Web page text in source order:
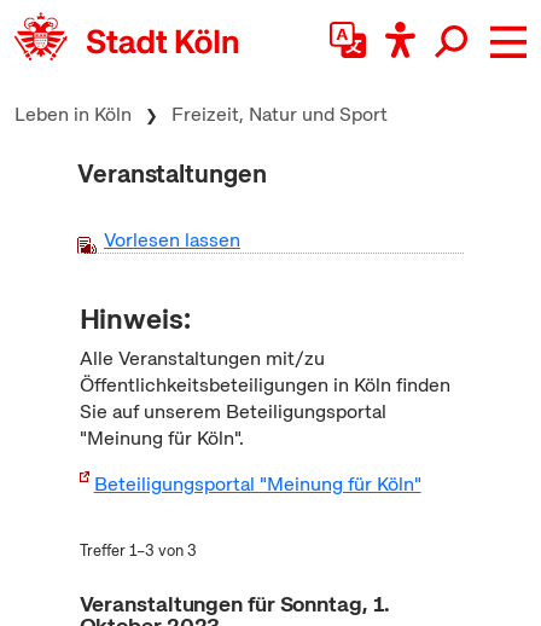
zum Inhalt springen
Leben in Köln Freizeit, Natur und Sport
Veranstaltungen
Vorlesen lassen
Hinweis:
Alle Veranstaltungen mit/zu
Öffentlichkeitsbeteiligungen in Köln finden
Sie auf unserem Beteiligungsportal
"Meinung für Köln".
Beteiligungsportal "Meinung für Köln"
Treffer 1–3 von 3
Veranstaltungen für Sonntag, 1.